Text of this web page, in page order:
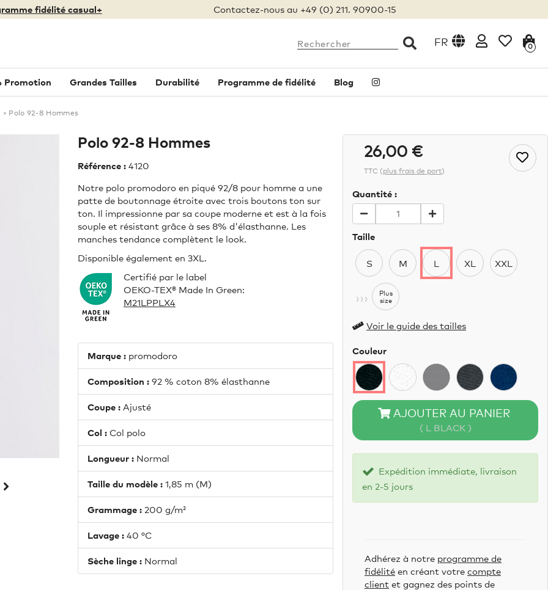
fidélité casual+ Contactez-nous au +49 (0) 211. 90900-15
FR 0
Promotion Grandes Tailles Durabilité Programme de fidélité Blog
> Polo 92-8 Hommes
26,00 €
TTC (plus frais de port)
Quantité :
Taille
S M L XL XXL
›››
Plus
size
Voir le guide des tailles
Couleur
AJOUTER AU PANIER
( L BLACK )
Expédition immédiate, livraison
en 2-5 jours
Adhérez à notre programme de
fidélité en créant votre compte
client et gagnez des points de
Polo 92-8 Hommes
Référence : 4120
Notre polo promodoro en piqué 92/8 pour homme a une
patte de boutonnage étroite avec trois boutons ton sur
ton. Il impressionne par sa coupe moderne et est à la fois
souple et résistant grâce à ses 8% d'élasthanne. Les
manches tendance complètent le look.
Disponible également en 3XL.
Certifié par le label
OEKO-TEX® Made In Green:
M21LPPLX4
Marque : promodoro
Composition : 92 % coton 8% élasthanne
Coupe : Ajusté
Col : Col polo
Longueur : Normal
Taille du modèle : 1,85 m (M)
Grammage : 200 g/m²
Lavage : 40 °C
Sèche linge : Normal